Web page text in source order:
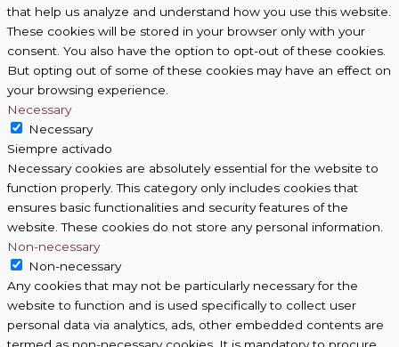
that help us analyze and understand how you use this website.
These cookies will be stored in your browser only with your
consent. You also have the option to opt-out of these cookies.
But opting out of some of these cookies may have an effect on
your browsing experience.
Necessary
Necessary
Siempre activado
Necessary cookies are absolutely essential for the website to
function properly. This category only includes cookies that
ensures basic functionalities and security features of the
website. These cookies do not store any personal information.
Non-necessary
Non-necessary
Any cookies that may not be particularly necessary for the
website to function and is used specifically to collect user
personal data via analytics, ads, other embedded contents are
termed as non-necessary cookies. It is mandatory to procure